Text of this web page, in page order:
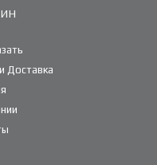
Доставка